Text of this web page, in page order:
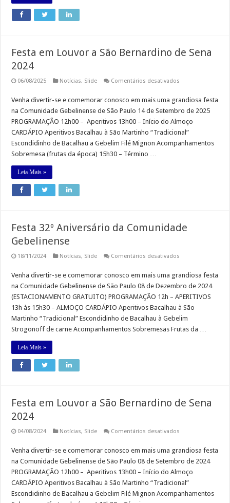
Festa em Louvor a São Bernardino de Sena
2024
06/08/2025 Notícias, Slide Comentários desativados
Louvor
São
Bernardino
Sena
2024
Venha divertir-se e comemorar conosco em mais uma grandiosa festa
na Comunidade Gebelinense de São Paulo 14 de Setembro de 2025
PROGRAMAÇÃO 12h00 – Aperitivos 13h00 – Início do Almoço
CARDÁPIO Aperitivos Bacalhau à São Martinho “Tradicional”
Escondidinho de Bacalhau a Gebelim Filé Mignon Acompanhamentos
Sobremesa (frutas da época) 15h30 – Término …
Leia Mais »
Festa 32º Aniversário da Comunidade
Gebelinense
18/11/2024 Notícias, Slide Comentários desativados
Aniversário
Comunidade
Gebelinense
Venha divertir-se e comemorar conosco em mais uma grandiosa festa
na Comunidade Gebelinense de São Paulo 08 de Dezembro de 2024
(ESTACIONAMENTO GRATUITO) PROGRAMAÇÃO 12h – APERITIVOS
13h às 15h30 – ALMOÇO CARDÁPIO Aperitivos Bacalhau à São
Martinho “Tradicional” Escondidinho de Bacalhau à Gebelim
Strogonoff de carne Acompanhamentos Sobremesas Frutas da …
Leia Mais »
Festa em Louvor a São Bernardino de Sena
2024
04/08/2024 Notícias, Slide Comentários desativados
Louvor
São
Bernardino
Sena
2024
Venha divertir-se e comemorar conosco em mais uma grandiosa festa
na Comunidade Gebelinense de São Paulo 08 de Setembro de 2024
PROGRAMAÇÃO 12h00 – Aperitivos 13h00 – Início do Almoço
CARDÁPIO Aperitivos Bacalhau à São Martinho “Tradicional”
Escondidinho de Bacalhau a Gebelim Filé Mignon Acompanhamentos